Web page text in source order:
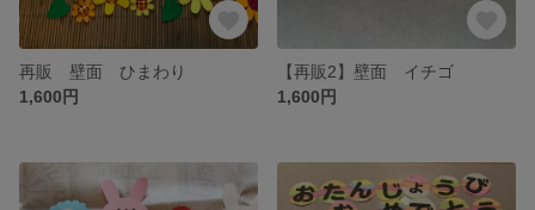
再販 壁面 ひまわり
1,600円
【再販2】壁面 イチゴ
1,600円